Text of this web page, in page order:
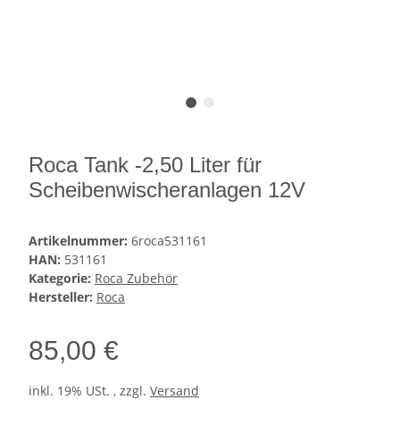
Roca Tank -2,50 Liter für
Scheibenwischeranlagen 12V
Artikelnummer: 6roca531161
HAN: 531161
Kategorie: Roca Zubehör
Hersteller: Roca
85,00 €
inkl. 19% USt. , zzgl. Versand